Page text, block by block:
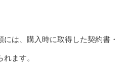
は、購入時に取得した契約書・
ます。